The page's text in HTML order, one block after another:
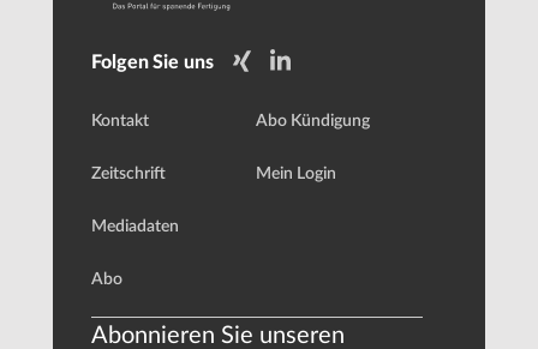
Folgen Sie uns
Kontakt
Zeitschrift
Mediadaten
Abo
Abo Kündigung
Mein Login
Abonnieren Sie unseren